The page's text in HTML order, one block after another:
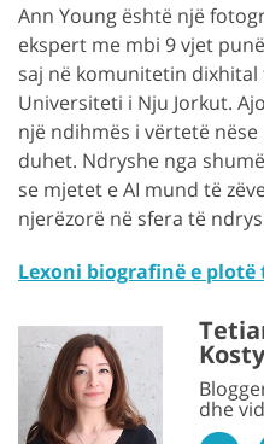
Ann Young është një
ekspert me mbi 9 vjet
saj në komunitetin
Universiteti i Nju Jorkut.
një ndihmës i vërtetë
duhet. Ndryshe nga
se mjetet e AI mund të
njerëzorë në sfera të
Lexoni biografinë e plotë
dhe